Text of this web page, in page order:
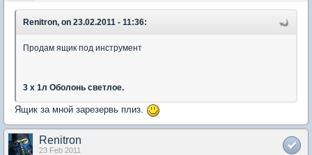
Renitron, on 23.02.2011 - 11:36:
Продам ящик под инструмент
3 х 1л Оболонь светлое.
Ящик за мной зарезервь плиз.
Renitron
23 Feb 2011